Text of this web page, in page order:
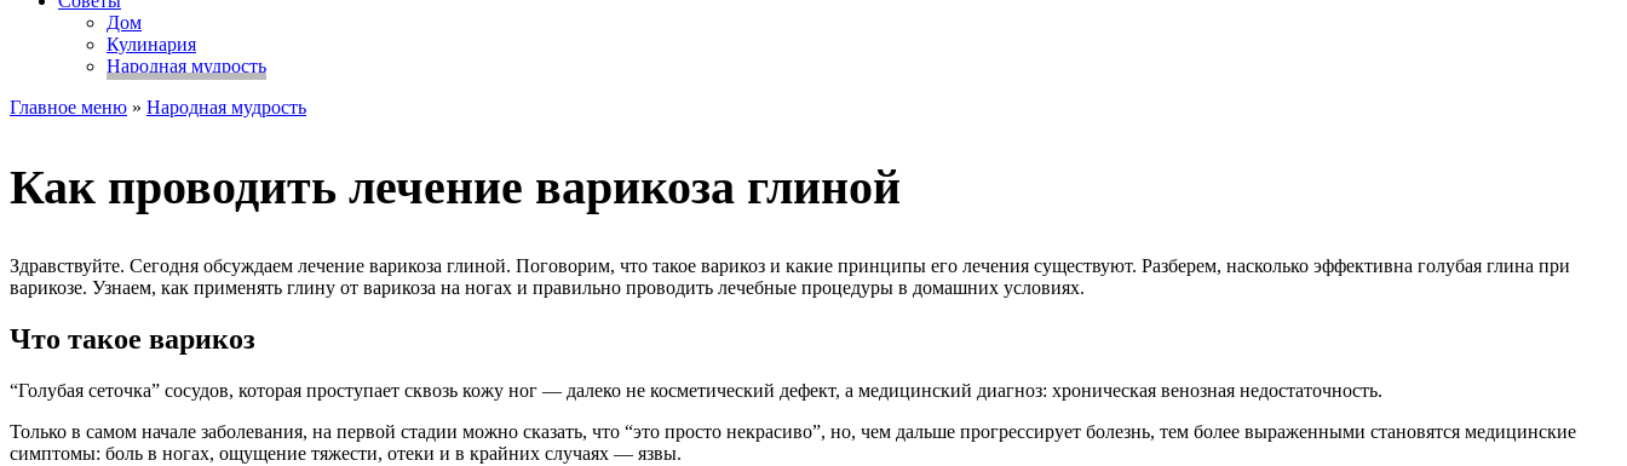
Дом
Кулинария
Народная мудрость
Главное меню » Народная мудрость
Как проводить лечение варикоза глиной
Здравствуйте. Сегодня обсуждаем лечение варикоза глиной. Поговорим, что такое варикоз и какие принципы его лечения существуют. Разберем, насколько эффективна голубая глина при
варикозе. Узнаем, как применять глину от варикоза на ногах и правильно проводить лечебные процедуры в домашних условиях.
Что такое варикоз
“Голубая сеточка” сосудов, которая проступает сквозь кожу ног — далеко не косметический дефект, а медицинский диагноз: хроническая венозная недостаточность.
Только в самом начале заболевания, на первой стадии можно сказать, что “это просто некрасиво”, но, чем дальше прогрессирует болезнь, тем более выраженными становятся медицинские
симптомы: боль в ногах, ощущение тяжести, отеки и в крайних случаях — язвы.